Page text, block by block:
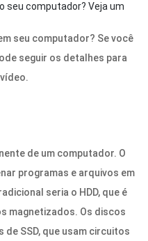
seu computador? Veja um
seu computador? Se você
seguir os detalhes para
de um computador. O
programas e arquivos em
seria o HDD, que é
magnetizados. Os discos
SSD, que usam circuitos